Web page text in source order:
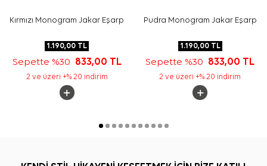
Kırmızı Monogram Jakar Eşarp
1.190,00 TL
Sepette %30 833,00 TL
2 ve üzeri +% 20 indirim
Pudra Monogram Jakar Eşarp
1.190,00TL
Sepette %30 833,00 TL
2 ve üzeri +% 20 indirim